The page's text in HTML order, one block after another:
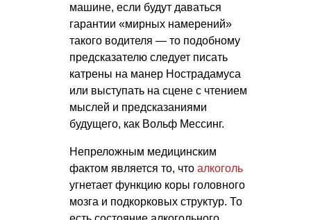
машине, если будут даваться
гарантии «мирных намерений»
такого водителя — то подобному
предсказателю следует писать
катрены на манер Нострадамуса
или выступать на сцене с чтением
мыслей и предсказаниями
будущего, как Вольф Мессинг.
Непреложным медицинским
фактом является то, что алкоголь
угнетает функцию коры головного
мозга и подкорковых структур. То